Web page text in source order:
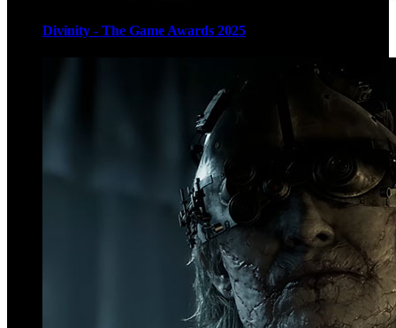
Divinity - The Game Awards 2025